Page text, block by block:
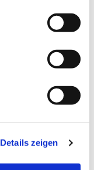
Details zeigen